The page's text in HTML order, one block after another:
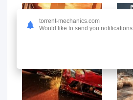
torrent-mechanics.com
Would like to send you notifications